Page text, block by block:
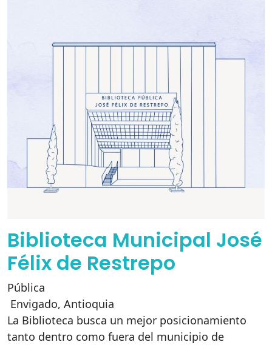
Biblioteca Municipal José
Félix de Restrepo
Pública
Envigado, Antioquia
La Biblioteca busca un mejor posicionamiento
tanto dentro como fuera del municipio de